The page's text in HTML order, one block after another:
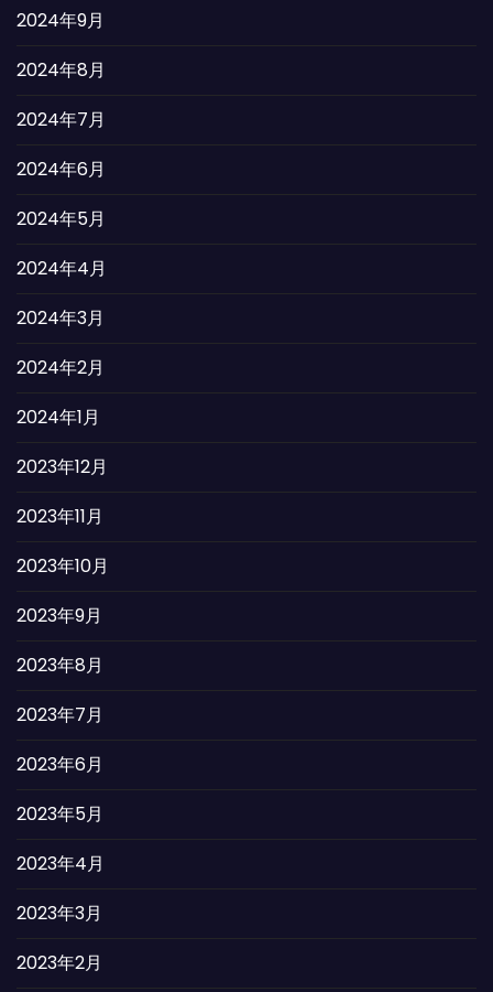
2024年9月
2024年8月
2024年7月
2024年6月
2024年5月
2024年4月
2024年3月
2024年2月
2024年1月
2023年12月
2023年11月
2023年10月
2023年9月
2023年8月
2023年7月
2023年6月
2023年5月
2023年4月
2023年3月
2023年2月